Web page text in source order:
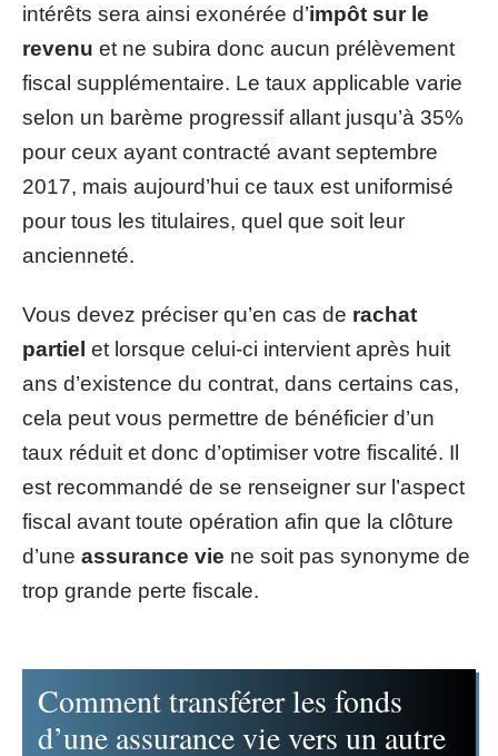
intérêts sera ainsi exonérée d’impôt sur le
revenu et ne subira donc aucun prélèvement
fiscal supplémentaire. Le taux applicable varie
selon un barème progressif allant jusqu’à 35%
pour ceux ayant contracté avant septembre
2017, mais aujourd’hui ce taux est uniformisé
pour tous les titulaires, quel que soit leur
ancienneté.
Vous devez préciser qu’en cas de rachat
partiel et lorsque celui-ci intervient après huit
ans d’existence du contrat, dans certains cas,
cela peut vous permettre de bénéficier d’un
taux réduit et donc d’optimiser votre fiscalité. Il
est recommandé de se renseigner sur l’aspect
fiscal avant toute opération afin que la clôture
d’une assurance vie ne soit pas synonyme de
trop grande perte fiscale.
Comment transférer les fonds
d’une assurance vie vers un autre